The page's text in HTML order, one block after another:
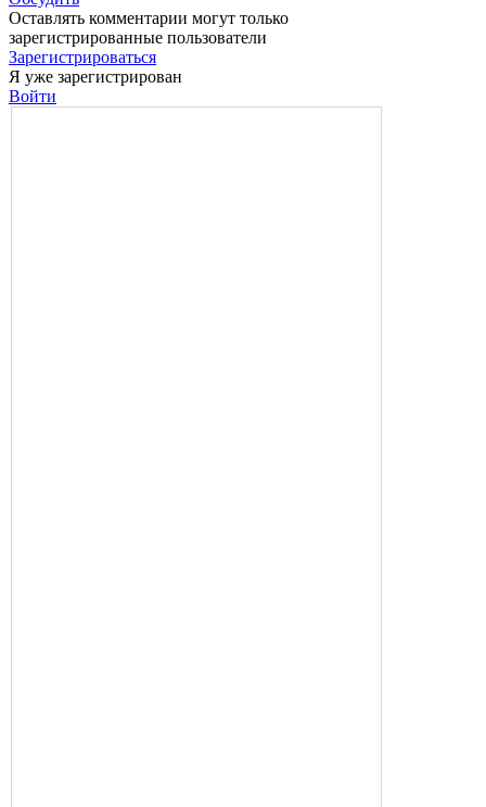
Оставлять комментарии могут только
зарегистрированные пользователи
Зарегистрироваться
Я уже зарегистрирован
Войти